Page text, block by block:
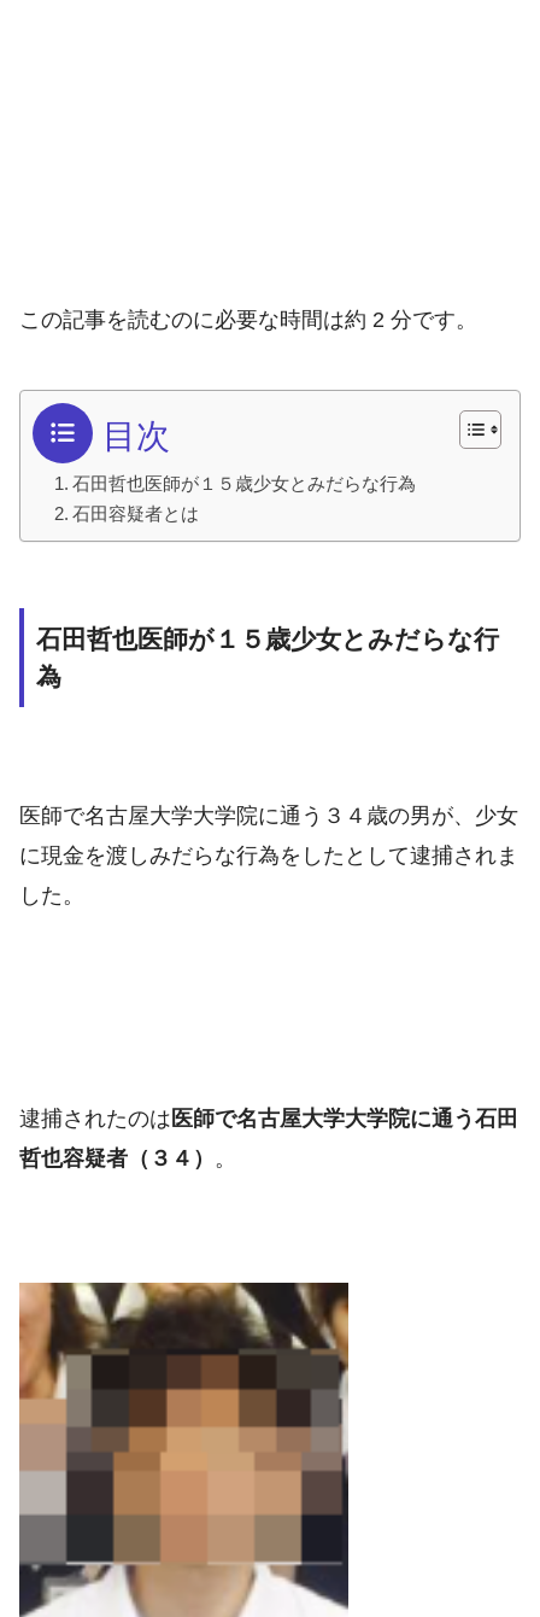
この記事を読むのに必要な時間は約 2 分です。
目次
石田哲也医師が１５歳少女とみだらな行為
石田容疑者とは
石田哲也医師が１５歳少女とみだらな行
為
医師で名古屋大学大学院に通う３４歳の男が、少女
に現金を渡しみだらな行為をしたとして逮捕されま
した。
逮捕されたのは 医師で名古屋大学大学院に通う石田
哲也容疑者（３４） 。